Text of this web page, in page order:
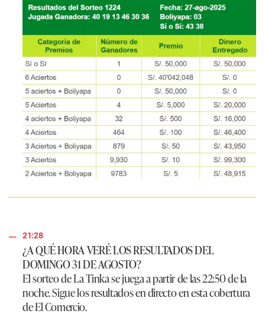
21:28
¿A QUÉ HORA VERÉ LOS RESULTADOS DEL
DOMINGO 31 DE AGOSTO?
El sorteo deLa Tinkase juega a partir de las 22:50 de la
noche. Sigue los resultados en directo en esta cobertura
deEl Comercio.